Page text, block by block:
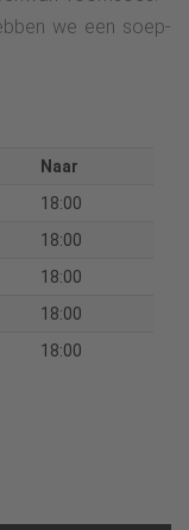
we een soep-
Naar
18:00
18:00
18:00
18:00
18:00